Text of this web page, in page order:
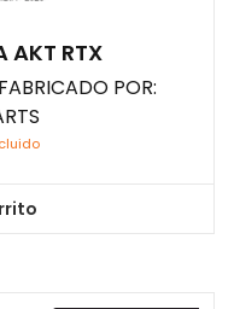
AKT RTX
POR: